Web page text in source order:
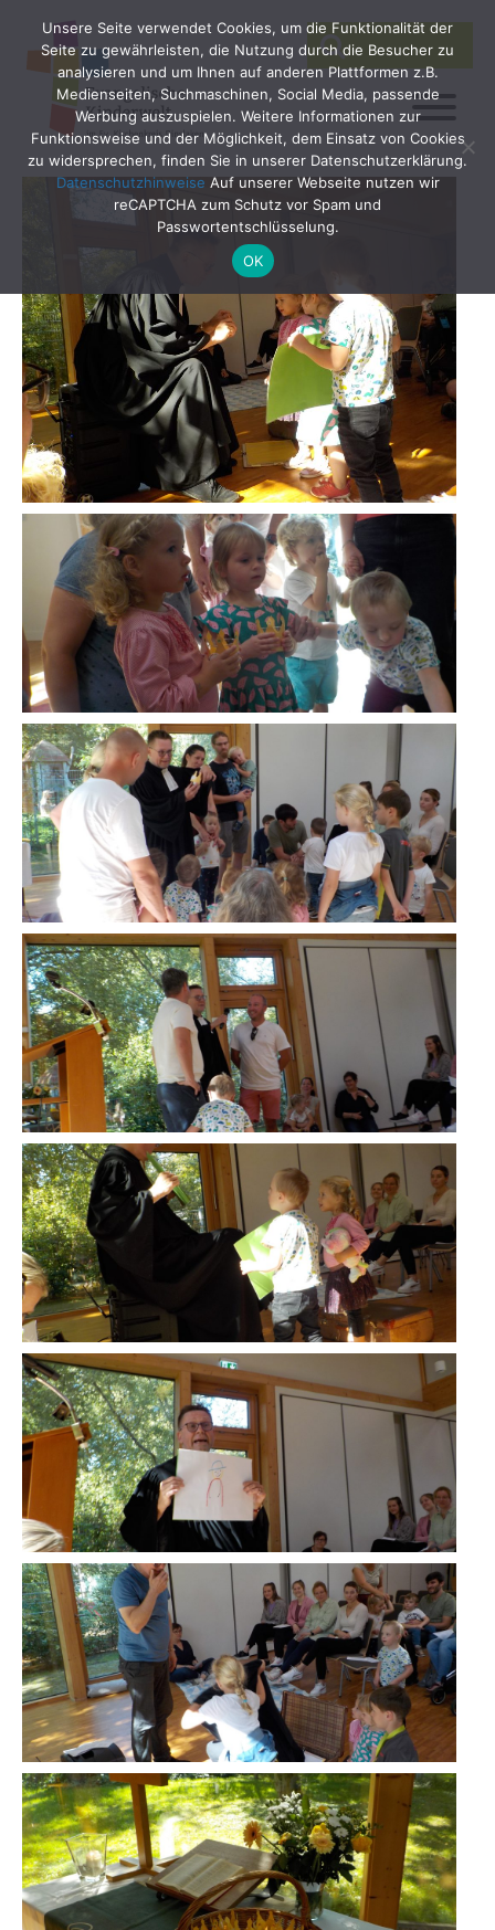
Search
for:
SEARCH
Unsere Seite verwendet Cookies, um die Funktionalität der
Seite zu gewährleisten, die Nutzung durch die Besucher zu
analysieren und um Ihnen auf anderen Plattformen z.B.
Medienseiten, Suchmaschinen, Social Media, passende
Werbung auszuspielen. Weitere Informationen zur
Funktionsweise und der Möglichkeit, dem Einsatz von Cookies
zu widersprechen, finden Sie in unserer Datenschutzerklärung.
DatenschutzhinweiseAuf unserer Webseite nutzen wir
reCAPTCHA zum Schutz vor Spam und
Passwortentschlüsselung.
OK